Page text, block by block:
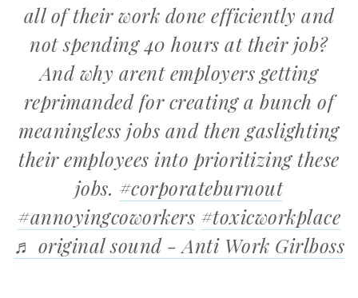
all of their work done efficiently and
not spending 40 hours at their job?
And why arent employers getting
reprimanded for creating a bunch of
meaningless jobs and then gaslighting
their employees into prioritizing these
jobs. #corporateburnout
#annoyingcoworkers #toxicworkplace
♬ original sound - Anti Work Girlboss